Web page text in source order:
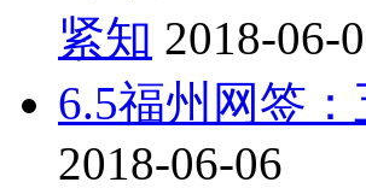
紧知 2018-06-
6.5福州网签
2018-06-06